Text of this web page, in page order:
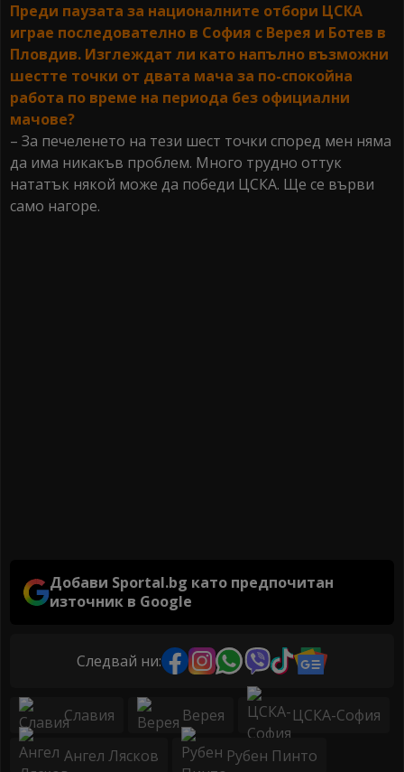
Преди паузата за националните отбори ЦСКА
играе последователно в София с Верея и Ботев в
Пловдив. Изглеждат ли като напълно възможни
шестте точки от двата мача за по-спокойна
работа по време на периода без официални
мачове?
– За печеленето на тези шест точки според мен няма
да има никакъв проблем. Много трудно оттук
нататък някой може да победи ЦСКА. Ще се върви
само нагоре.
Добави Sportal.bg като предпочитан
източник в Google
Следвай ни:
Славия Верея ЦСКА-София
Ангел Лясков Рубен Пинто